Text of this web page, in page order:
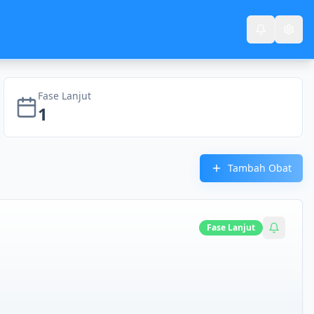
Fase Lanjut
1
Tambah Obat
Fase Lanjut